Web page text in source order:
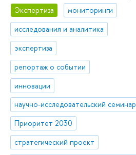
Экспертиза
мониторинги
исследования и аналитика
экспертиза
репортаж о событии
инновации
научно-исследовательский семинар
Приоритет 2030
стратегический проект